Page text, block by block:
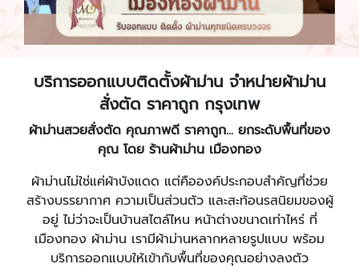
บริการออกแบบติดตั้งผ้าม่าน จำหน่ายผ้าม่าน
สั่งตัด ราคาถูก กรุงเทพ
ผ้าม่านสวยสั่งตัด คุณภาพดี ราคาถูก... ยกระดับพื้นที่ของ
คุณ โดย ร้านผ้าม่าน เมืองทอง
ผ้าม่านไม่ใช่แค่ผ้าบังแดด แต่คือองค์ประกอบสำคัญที่ช่วย
สร้างบรรยากาศ ความเป็นส่วนตัว และสะท้อนรสนิยมของผู้
อยู่ ไม่ว่าจะเป็นบ้านสไตล์ไหน หน้าต่างขนาดเท่าไหร่ ที่
เมืองทอง ผ้าม่าน เรามีผ้าม่านหลากหลายรูปแบบ พร้อม
บริการออกแบบให้เข้ากับพื้นที่ของคุณอย่างลงตัว